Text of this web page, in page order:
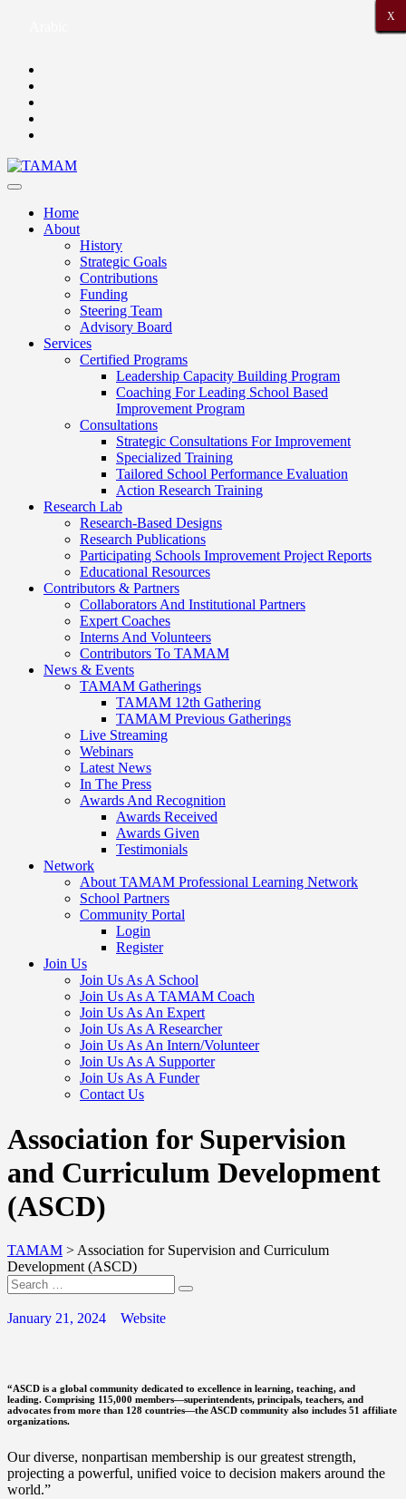
Home
About
History
Strategic Goals
Contributions
Funding
Steering Team
Advisory Board
Services
Certified Programs
Leadership Capacity Building Program
Coaching For Leading School Based
Improvement Program
Consultations
Strategic Consultations For Improvement
Specialized Training
Tailored School Performance Evaluation
Action Research Training
Research Lab
Research-Based Designs
Research Publications
Participating Schools Improvement Project Reports
Educational Resources
Contributors & Partners
Collaborators And Institutional Partners
Expert Coaches
Interns And Volunteers
Contributors To TAMAM
News & Events
TAMAM Gatherings
TAMAM 12th Gathering
TAMAM Previous Gatherings
Live Streaming
Webinars
Latest News
In The Press
Awards And Recognition
Awards Received
Awards Given
Testimonials
Network
About TAMAM Professional Learning Network
School Partners
Community Portal
Login
Register
Join Us
Join Us As A School
Join Us As A TAMAM Coach
Join Us As An Expert
Join Us As A Researcher
Join Us As An Intern/Volunteer
Join Us As A Supporter
Join Us As A Funder
Contact Us
Association for Supervision
and Curriculum Development
(ASCD)
TAMAM > Association for Supervision and Curriculum
Development (ASCD)
January 21, 2024 Website
“ASCD is a global community dedicated to excellence in learning, teaching, and
leading. Comprising 115,000 members—superintendents, principals, teachers, and
advocates from more than 128 countries—the ASCD community also includes 51 affiliate
organizations.
Our diverse, nonpartisan membership is our greatest strength,
projecting a powerful, unified voice to decision makers around the
world.”
X
X
X
X
X
X
X
X
X
X
X
X
X
X
X
X
X
X
X
X
X